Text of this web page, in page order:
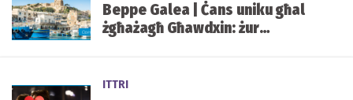
Beppe Galea | Ċans uniku għal
żgħażagħ Għawdxin: żur
ITTRI